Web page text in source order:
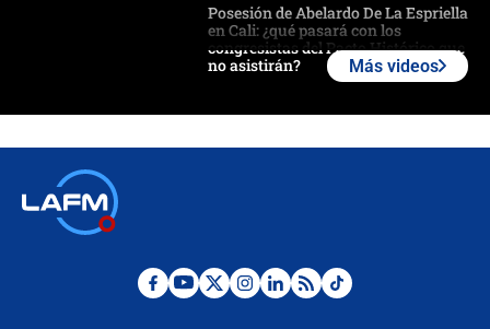
Posesión de Abelardo De La Espriella
en Cali: ¿qué pasará con los
congresistas del Pacto Histórico que
no asistirán?
¿Por qué De la Espriella gobernará
Más videos